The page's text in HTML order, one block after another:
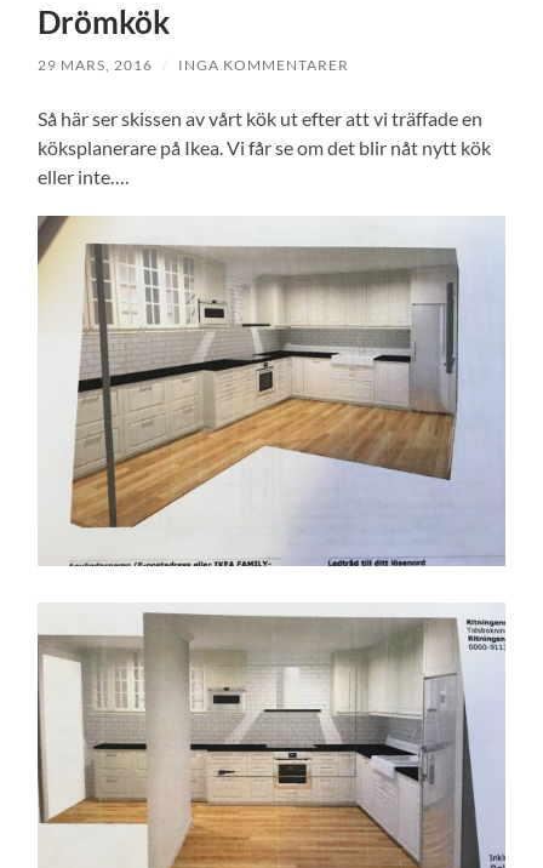
Drömkök
29 MARS, 2016 / INGA KOMMENTARER
Så här ser skissen av vårt kök ut efter att vi träffade en
köksplanerare på Ikea. Vi får se om det blir nåt nytt kök
eller inte….